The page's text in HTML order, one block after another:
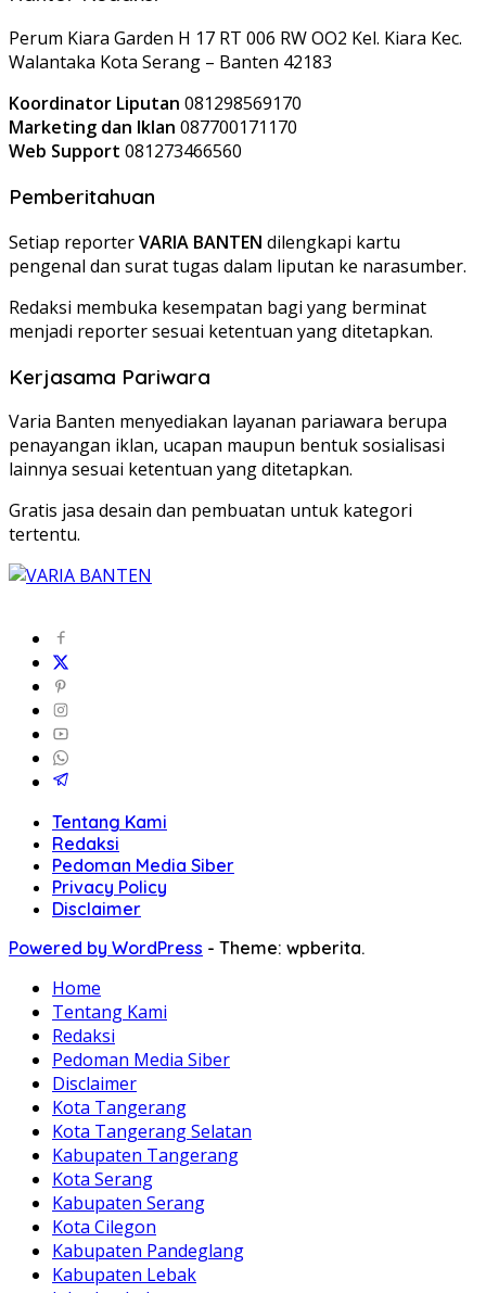
Perum Kiara Garden H 17 RT 006 RW OO2 Kel. Kiara Kec.
Walantaka Kota Serang – Banten 42183
Koordinator Liputan 081298569170
Marketing dan Iklan 087700171170
Web Support 081273466560
Pemberitahuan
Setiap reporterVARIA BANTEN dilengkapi kartu
pengenal dan surat tugas dalam liputan ke narasumber.
Redaksi membuka kesempatan bagi yang berminat
menjadi reporter sesuai ketentuan yang ditetapkan.
Kerjasama Pariwara
Varia Banten menyediakan layanan pariawara berupa
penayangan iklan, ucapan maupun bentuk sosialisasi
lainnya sesuai ketentuan yang ditetapkan.
Gratis jasa desain dan pembuatan untuk kategori
tertentu.
Tentang Kami
Redaksi
Pedoman Media Siber
Privacy Policy
Disclaimer
Powered by WordPress - Theme: wpberita.
Home
Tentang Kami
Redaksi
Pedoman Media Siber
Disclaimer
Kota Tangerang
Kota Tangerang Selatan
Kabupaten Tangerang
Kota Serang
Kabupaten Serang
Kota Cilegon
Kabupaten Pandeglang
Kabupaten Lebak